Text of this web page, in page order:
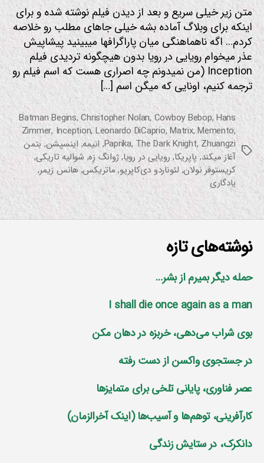
متن زیر خیلی سریع و بعد از دیدن فیلم نوشته شده و برای
اینکه برای وبلاگ آماده بشه خیلی جاهای مطلب رو خلاصه
کردم… اگه ناهماهنگی میان پاراگرافها میبینید پیشاپیش
عذر میخوام رویایی در رویا بدون هیچگونه تردیدی فیلم
Inception (من نمیدونم چه اصراری هست که اسم فیلم رو
ترجمه کنیم، اونایی که میگن اسم […]
برچسب‌ها
Batman Begins,Christopher Nolan,Cowboy Bebop, Hans
Zimmer, Inception, Leonardo DiCaprio,Matrix,Memento,
Paprika, The Dark Knight, Zhuangzi
, انیمه, اینسپشن, بتمن
آغاز میکند, پاپریکا, رویایی در رویا,ژوانگ زِه, شوالیه تاریکی,
کریستوفر نولان, لئوناردو دی‌کاپریو, ماتریکس,هانس زیمر,
یادگاری
نوشته‌های تازه
حمله دیگر بمیرم از بشر…
I shall die once again as a man
بوی شراب می‌دهی، خربزه در دهان مکن
در جستجوی واکسن از دست رفته
عصر فناوری، پایانی تلخی برای متمایز‌ها
کارآفرینی، توهم‌ها و آسیب‌ها (اینک آخرالزمان)
دانکرک، در ستایش زندگی